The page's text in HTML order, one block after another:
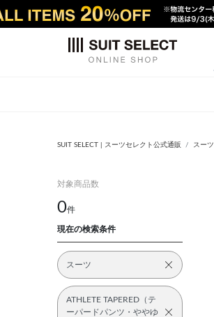
SUIT SELECT | スーツセレクト公式通販 スーツ
対象商品数
0件
現在の検索条件
スーツ
ATHLETE TAPERED（テ
ーパードパンツ・ややゆ